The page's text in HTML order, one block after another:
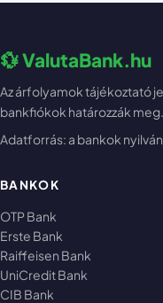
💱 ValutaBank.hu
Az árfolyamok tájékoztató
bankfiókok határozzák meg.
Adatforrás: a bankok
BANKOK
OTP Bank
Erste Bank
Raiffeisen Bank
UniCredit Bank
CIB Bank